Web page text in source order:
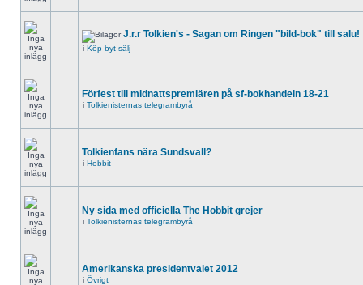
J.r.r Tolkien's - Sagan om Ringen "bild-bok" till salu!
i Köp-byt-sälj
Förfest till midnattspremiären på sf-bokhandeln 18-21
i Tolkienisternas telegrambyrå
Tolkienfans nära Sundsvall?
i Hobbit
Ny sida med officiella The Hobbit grejer
i Tolkienisternas telegrambyrå
Amerikanska presidentvalet 2012
i Övrigt